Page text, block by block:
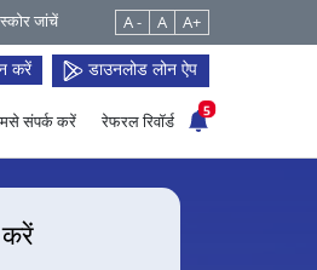
जांचें A - A A+
करें डाउनलोड लोन ऐप
संपर्क करें रेफरल रिवॉर्ड
5